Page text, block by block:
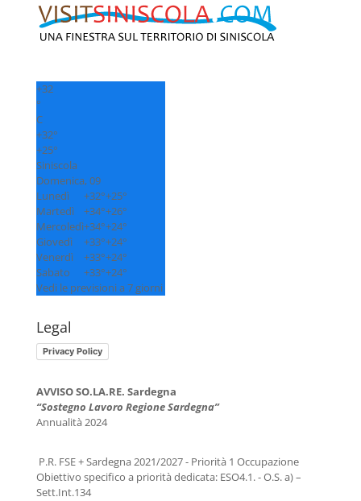
+32
°
C
+32°
+25°
Siniscola
Domenica, 09
Lunedì
+32°+25°
Martedì
+34°+26°
Mercoledì+34°+24°
Giovedì
+33°+24°
Venerdì
+33°+24°
Sabato
+33°+24°
Vedi le previsioni a 7 giorni
Legal
Privacy Policy
AVVISO SO.LA.RE. Sardegna
“Sostegno Lavoro Regione Sardegna”
Annualità 2024
P.R. FSE + Sardegna 2021/2027 - Priorità 1 Occupazione
Obiettivo specifico a priorità dedicata: ESO4.1. - O.S. a) –
Sett.Int.134